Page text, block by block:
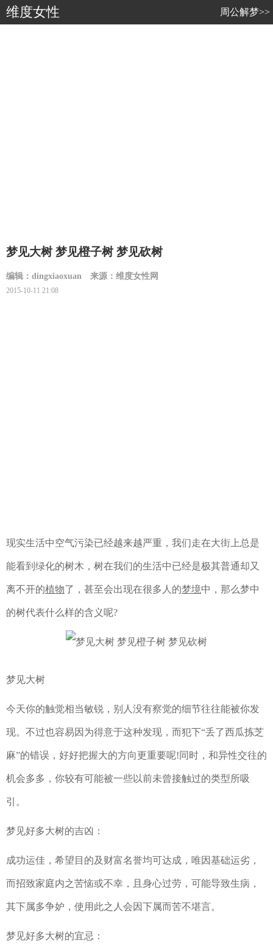
维度女性 周公解梦>>
梦见大树 梦见橙子树 梦见砍树
编辑：dingxiaoxuan 来源：维度女性网
2015-10-11 21:08
现实生活中空气污染已经越来越严重，我们走在大街上总是
能看到绿化的树木，树在我们的生活中已经是极其普通却又
离不开的植物了，甚至会出现在很多人的梦境中，那么梦中
的树代表什么样的含义呢?
梦见大树
今天你的触觉相当敏锐，别人没有察觉的细节往往能被你发
现。不过也容易因为得意于这种发现，而犯下“丢了西瓜拣芝
麻”的错误，好好把握大的方向更重要呢!同时，和异性交往的
机会多多，你较有可能被一些以前未曾接触过的类型所吸
引。
梦见好多大树的吉凶：
成功运佳，希望目的及财富名誉均可达成，唯因基础运劣，
而招致家庭内之苦恼或不幸，且身心过劳，可能导致生病，
其下属多争妒，使用此之人会因下属而苦不堪言。
梦见好多大树的宜忌：